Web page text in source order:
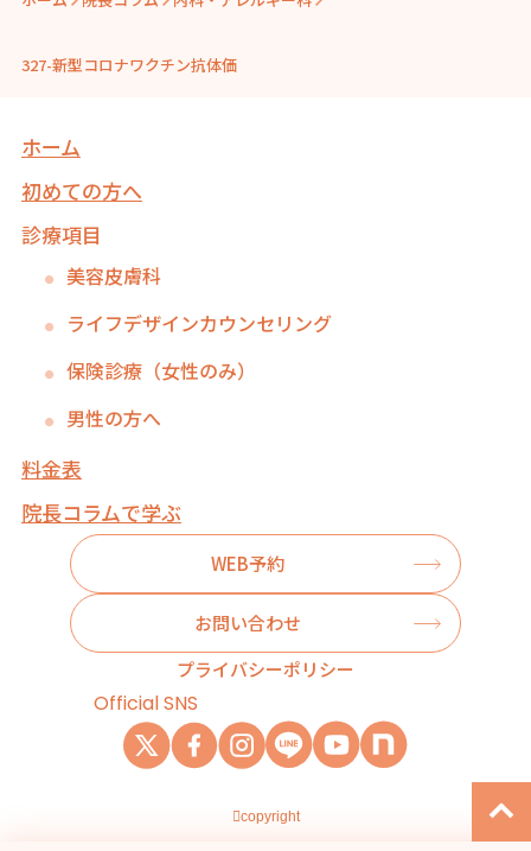
327-新型コロナワクチン抗体価
ホーム
初めての方へ
診療項目
美容皮膚科
ライフデザインカウンセリング
保険診療（女性のみ）
男性の方へ
料金表
院長コラムで学ぶ
WEB予約
お問い合わせ
プライバシーポリシー
Official SNS
copyright